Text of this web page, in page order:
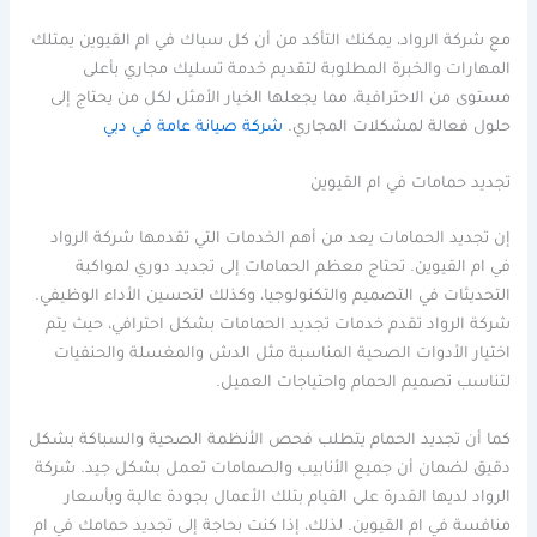
مع شركة الرواد، يمكنك التأكد من أن كل سباك في ام القيوين يمتلك
المهارات والخبرة المطلوبة لتقديم خدمة تسليك مجاري بأعلى
مستوى من الاحترافية، مما يجعلها الخيار الأمثل لكل من يحتاج إلى
حلول فعالة لمشكلات المجاري. شركة صيانة عامة في دبي
تجديد حمامات في ام القيوين
إن تجديد الحمامات يعد من أهم الخدمات التي تقدمها شركة الرواد
في ام القيوين. تحتاج معظم الحمامات إلى تجديد دوري لمواكبة
التحديثات في التصميم والتكنولوجيا، وكذلك لتحسين الأداء الوظيفي.
شركة الرواد تقدم خدمات تجديد الحمامات بشكل احترافي، حيث يتم
اختيار الأدوات الصحية المناسبة مثل الدش والمغسلة والحنفيات
لتناسب تصميم الحمام واحتياجات العميل.
كما أن تجديد الحمام يتطلب فحص الأنظمة الصحية والسباكة بشكل
دقيق لضمان أن جميع الأنابيب والصمامات تعمل بشكل جيد. شركة
الرواد لديها القدرة على القيام بتلك الأعمال بجودة عالية وبأسعار
منافسة في ام القيوين. لذلك، إذا كنت بحاجة إلى تجديد حمامك في ام